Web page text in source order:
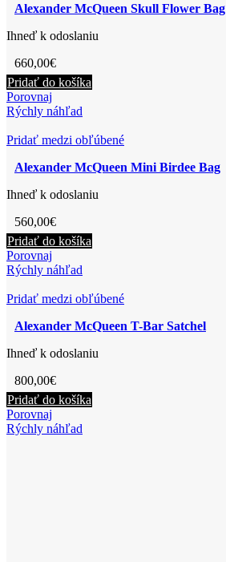
Alexander McQueen Skull Flower Bag
Ihneď k odoslaniu
660,00€
Pridať do košíka
Porovnaj
Rýchly náhľad
Pridať medzi obľúbené
Alexander McQueen Mini Birdee Bag
Ihneď k odoslaniu
560,00€
Pridať do košíka
Porovnaj
Rýchly náhľad
Pridať medzi obľúbené
Alexander McQueen T-Bar Satchel
Ihneď k odoslaniu
800,00€
Pridať do košíka
Porovnaj
Rýchly náhľad